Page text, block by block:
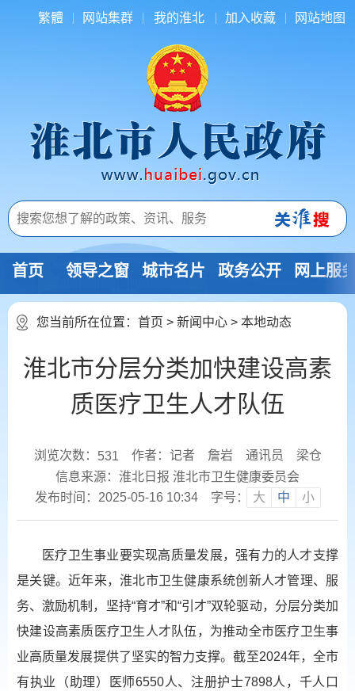
繁體 网站集群 我的淮北 加入收藏 网站地图
首页 领导之窗 城市名片 政务公开 网上服
您当前所在位置： 首页 > 新闻中心 > 本地动态
淮北市分层分类加快建设高素
质医疗卫生人才队伍
浏览次数： 531
作者：记者 詹岩 通讯员 梁仓
信息来源：淮北日报 淮北市卫生健康委员会
发布时间：2025-05-16 10:34
字号： 大 中 小
医疗卫生事业要实现高质量发展，强有力的人才支撑
是关键。近年来，淮北市卫生健康系统创新人才管理、服
务、激励机制，坚持“育才”和“引才”双轮驱动，分层分类加
快建设高素质医疗卫生人才队伍，为推动全市医疗卫生事
业高质量发展提供了坚实的智力支撑。截至2024年，全市
有执业（助理）医师6550人、注册护士7898人，千人口